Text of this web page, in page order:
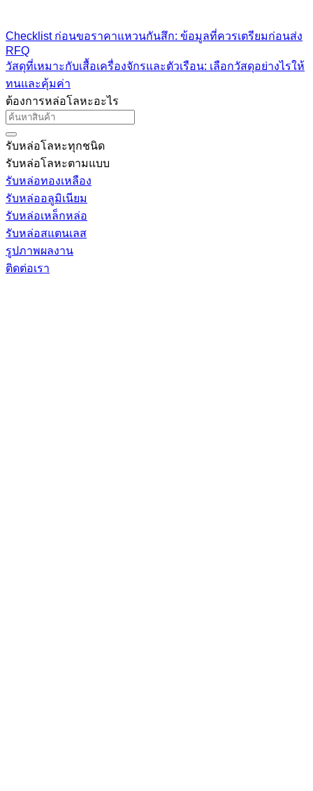
Checklist ก่อนขอราคาแหวนกันสึก: ข้อมูลที่ควรเตรียมก่อนส่ง
RFQ
วัสดุที่เหมาะกับเสื้อเครื่องจักรและตัวเรือน: เลือกวัสดุอย่างไรให้
ทนและคุ้มค่า
ต้องการหล่อโลหะอะไร
รับหล่อโลหะทุกชนิด
รับหล่อโลหะตามแบบ
รับหล่อทองเหลือง
รับหล่ออลูมิเนียม
รับหล่อเหล็กหล่อ
รับหล่อสแตนเลส
รูปภาพผลงาน
ติดต่อเรา